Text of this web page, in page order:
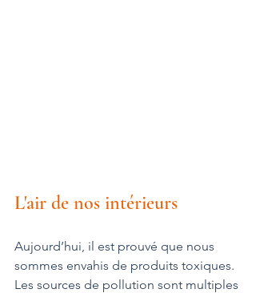
L'air de nos intérieurs
Aujourd’hui, il est prouvé que nous
sommes envahis de produits toxiques.
Les sources de pollution sont multiples